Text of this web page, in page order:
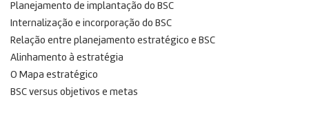
Planejamento de implantação do BSC
Internalização e incorporação do BSC
Relação entre planejamento estratégico e BSC
Alinhamento à estratégia
O Mapa estratégico
BSC versus objetivos e metas